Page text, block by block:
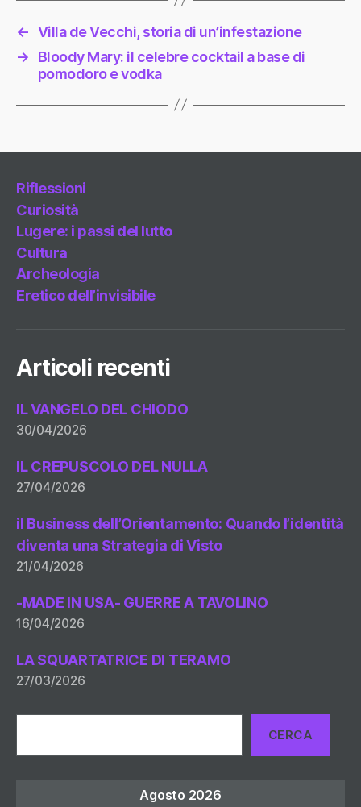
← Villa de Vecchi, storia di un’infestazione
→
Bloody Mary: il celebre cocktail a base di
pomodoro e vodka
Riflessioni
Curiosità
Lugere: i passi del lutto
Cultura
Archeologia
Eretico dell’invisibile
Articoli recenti
IL VANGELO DEL CHIODO
30/04/2026
IL CREPUSCOLO DEL NULLA
27/04/2026
il Business dell’Orientamento: Quando l’identità
diventa una Strategia di Visto
21/04/2026
-MADE IN USA- GUERRE A TAVOLINO
16/04/2026
LA SQUARTATRICE DI TERAMO
27/03/2026
CERCA
Agosto 2026